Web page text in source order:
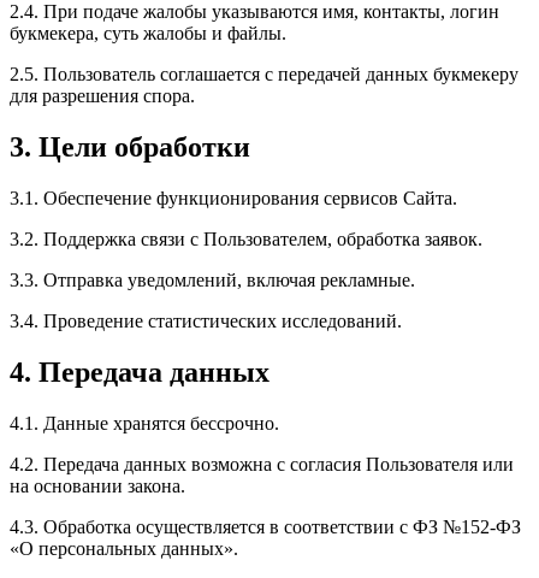
2.4. При подаче жалобы указываются имя, контакты, логин
букмекера, суть жалобы и файлы.
2.5. Пользователь соглашается с передачей данных букмекеру
для разрешения спора.
3. Цели обработки
3.1. Обеспечение функционирования сервисов Сайта.
3.2. Поддержка связи с Пользователем, обработка заявок.
3.3. Отправка уведомлений, включая рекламные.
3.4. Проведение статистических исследований.
4. Передача данных
4.1. Данные хранятся бессрочно.
4.2. Передача данных возможна с согласия Пользователя или
на основании закона.
4.3. Обработка осуществляется в соответствии с ФЗ №152-ФЗ
«О персональных данных».